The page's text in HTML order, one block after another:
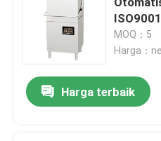
ISO9001
MOQ：5
Harga：
Harga terbaik